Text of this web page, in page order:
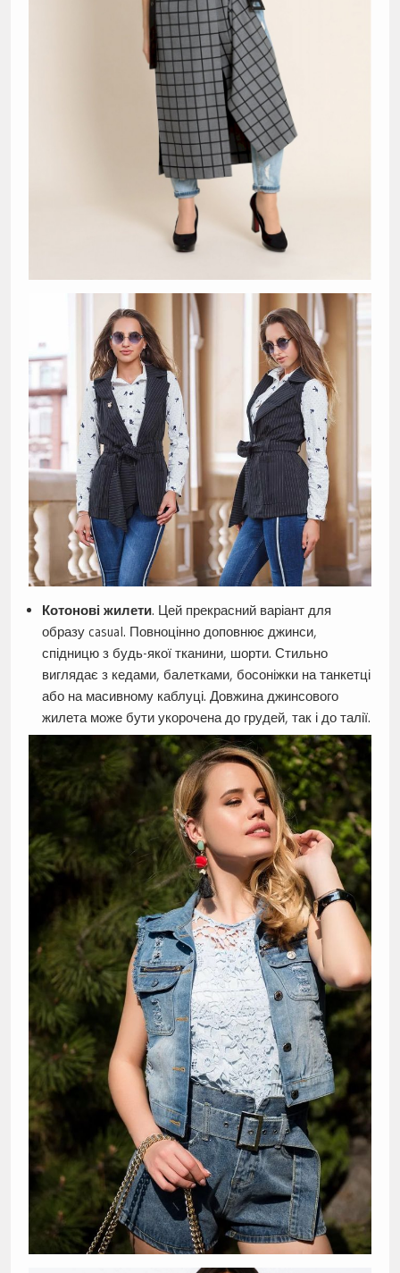
Котонові жилети. Цей прекрасний варіант для
образу casual. Повноцінно доповнює джинси,
спідницю з будь-якої тканини, шорти. Стильно
виглядає з кедами, балетками, босоніжки на танкетці
або на масивному каблуці. Довжина джинсового
жилета може бути укорочена до грудей, так і до талії.